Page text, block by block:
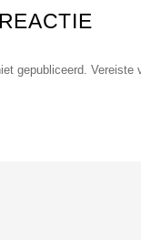
gepubliceerd. Vereiste